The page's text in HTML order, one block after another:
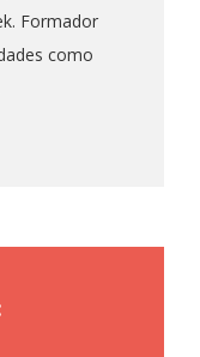
Formador
como